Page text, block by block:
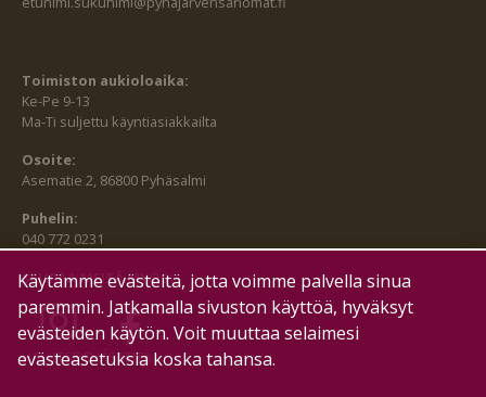
Toimiston aukioloaika:
Ke-Pe 9-13
Ma-Ti suljettu käyntiasiakkailta
Osoite:
Asematie 2, 86800 Pyhäsalmi
Puhelin:
040 772 0231
SEURAA MEITÄ MYÖS:
HALLITSE EVÄSTEITÄ
Käytämme evästeitä, jotta voimme palvella sinua
paremmin. Jatkamalla sivuston käyttöä, hyväksyt
evästeiden käytön. Voit muuttaa selaimesi
evästeasetuksia koska tahansa.